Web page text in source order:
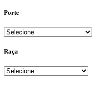
Porte
Raça